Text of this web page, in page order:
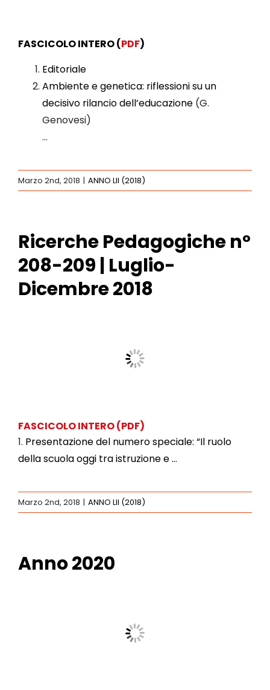
FASCICOLO INTERO (PDF)
Editoriale
Ambiente e genetica: riflessioni su un
decisivo rilancio dell’educazione (G.
Genovesi)
…
Marzo 2nd, 2018 | ANNO LII (2018)
Ricerche Pedagogiche n°
208-209 | Luglio-
Dicembre 2018
FASCICOLO INTERO(PDF)
1. Presentazione del numero speciale: “Il ruolo
della scuola oggi tra istruzione e …
Marzo 2nd, 2018 | ANNO LII (2018)
Anno 2020